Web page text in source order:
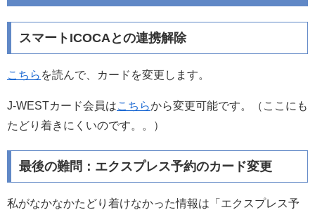
スマートICOCAとの連携解除
こちら を読んで、カードを変更します。
J-WESTカード会員はこちらから変更可能です。（ここにも
たどり着きにくいのです。。）
最後の難問：エクスプレス予約のカード変更
私がなかなかたどり着けなかった情報は「エクスプレス予